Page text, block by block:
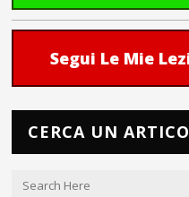
Segui Le Mie
CERCA UN